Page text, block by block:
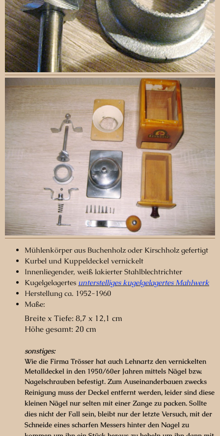
Mühlenkörper aus Buchenholz oder Kirschholz gefertigt
Kurbel und Kuppeldeckel vernickelt
Innenliegender, weiß lakierter Stahlblechtrichter
Kugelgelagertes unterstelliges kugelgelagertes Mahlwerk
Herstellung ca. 1952-1960
Maße:
Breite x Tiefe: 8,7 x 12,1 cm
Höhe gesamt: 20 cm
sonstiges:
Wie die Firma Trösser hat auch Lehnartz den vernickelten
Metalldeckel in den 1950/60er Jahren mittels Nägel bzw.
Nagelschrauben befestigt. Zum Auseinanderbauen zwecks
Reinigung muss der Deckel entfernt werden, leider sind diese
kleinen Nägel nur selten mit einer Zange zu packen. Sollte
dies nicht der Fall sein, bleibt nur der letzte Versuch, mit der
Schneide eines scharfen Messers hinter den Nagel zu